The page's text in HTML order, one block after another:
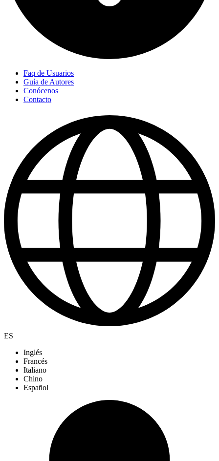
Faq de Usuarios
Guía de Autores
Conócenos
Contacto
ES
Inglés
Francés
Italiano
Chino
Español